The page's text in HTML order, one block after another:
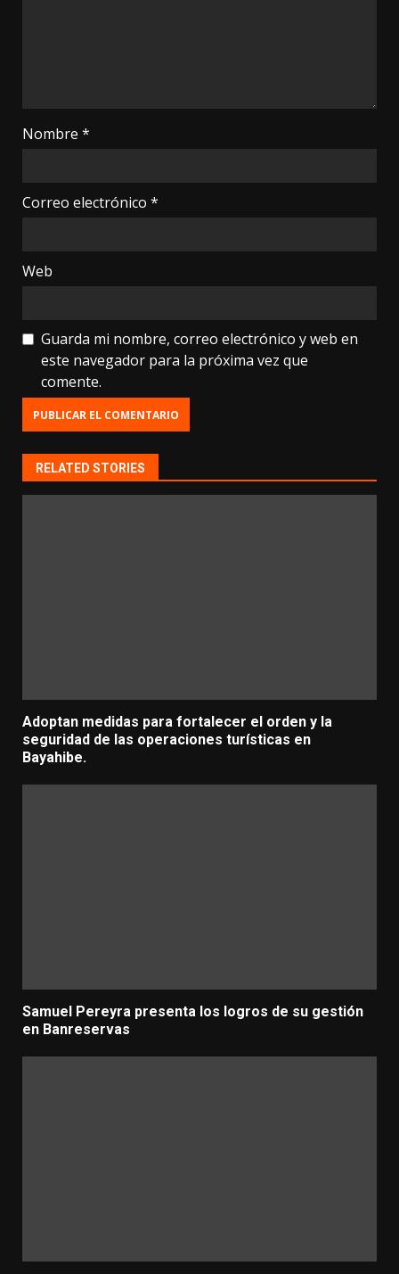
Nombre *
Correo electrónico *
Web
Guarda mi nombre, correo electrónico y web en
este navegador para la próxima vez que
comente.
RELATED STORIES
Adoptan medidas para fortalecer el orden y la
seguridad de las operaciones turísticas en
Bayahibe.
Samuel Pereyra presenta los logros de su gestión
en Banreservas